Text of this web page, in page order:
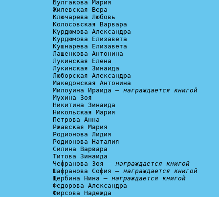
Булгакова Мария
Жилевская Вера
Ключарева Любовь
Колосовская Варвара
Курдюмова Александра
Курдюмова Елизавета
Кушнарева Елизавета
Лашенкова Антонина
Лукинская Елена
Лукинская Зинаида
Люборская Александра
Македонская Антонина
Милоуина Ираида — награждается книгой
Мухина Зоя
Никитина Зинаида
Никольская Мария
Петрова Анна
Ржавская Мария
Родионова Лидия
Родионова Наталия
Силина Варвара
Титова Зинаида
Чефранова Зоя — награждается книгой
Шафранова София — награждается книгой
Щербина Нина — награждается книгой
Федорова Александра
Фирсова Надежда